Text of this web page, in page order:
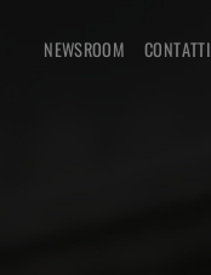
NEWSROOM CONTATTI